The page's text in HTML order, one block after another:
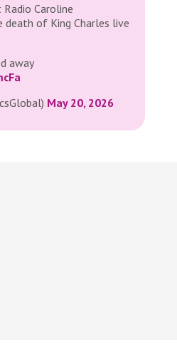
Caroline
death of King Charles live
away
May 20, 2026